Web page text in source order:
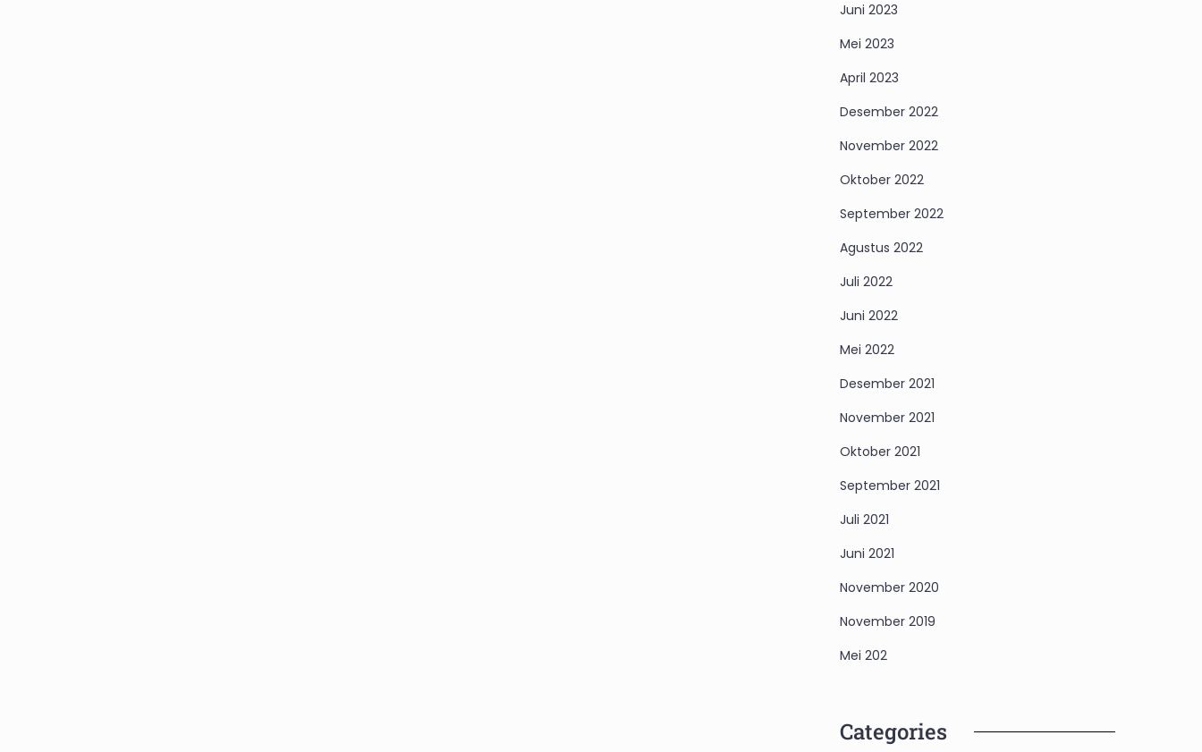
Juni 2023
Mei 2023
April 2023
Desember 2022
November 2022
Oktober 2022
September 2022
Agustus 2022
Juli 2022
Juni 2022
Mei 2022
Desember 2021
November 2021
Oktober 2021
September 2021
Juli 2021
Juni 2021
November 2020
November 2019
Mei 202
Categories